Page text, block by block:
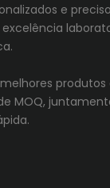
e
produtos
MOQ,